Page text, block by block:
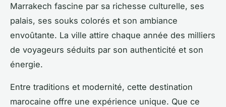
Marrakech fascine par sa richesse culturelle, ses
palais, ses souks colorés et son ambiance
envoûtante. La ville attire chaque année des milliers
de voyageurs séduits par son authenticité et son
énergie.
Entre traditions et modernité, cette destination
marocaine offre une expérience unique. Que ce